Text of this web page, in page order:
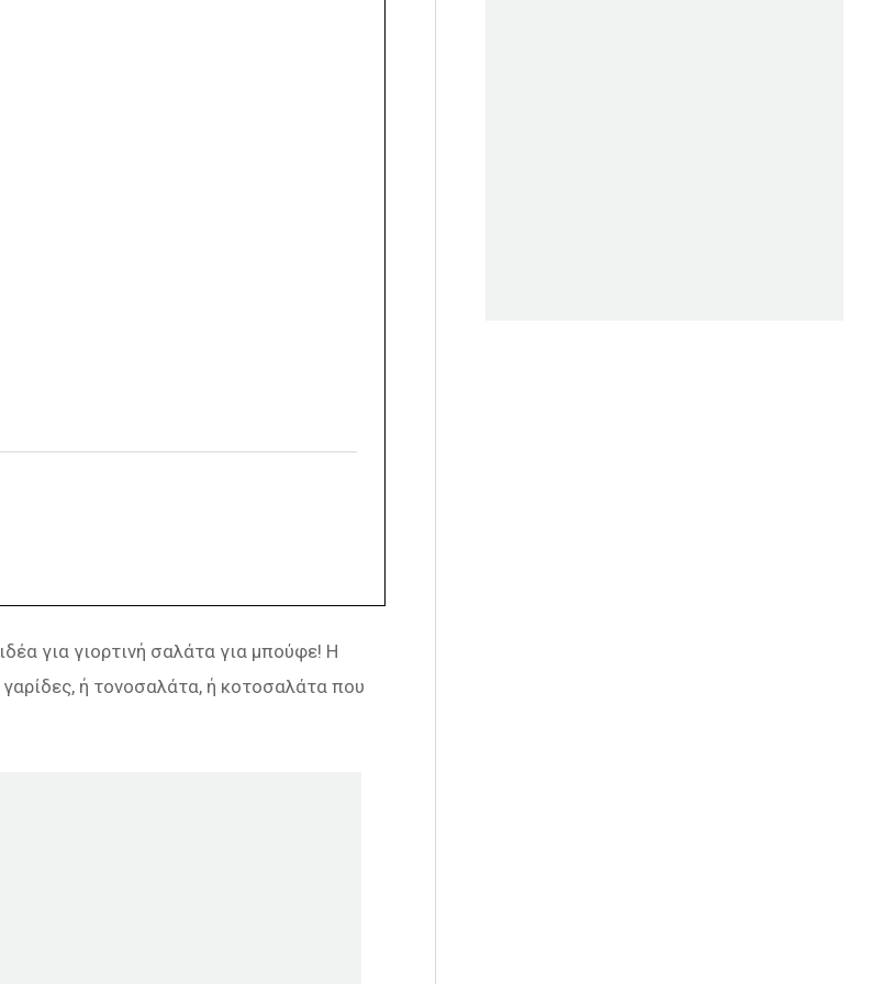
για γιορτινή σαλάτα για μπούφε! Η
ή τονοσαλάτα, ή κοτοσαλάτα που